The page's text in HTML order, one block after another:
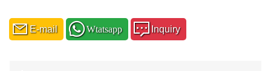
E-mail Wtatsapp Inquiry